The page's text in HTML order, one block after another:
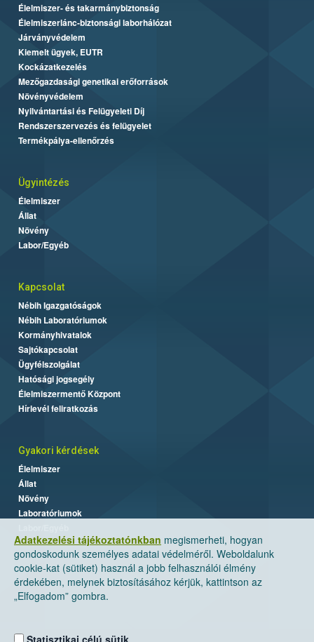
Adatkezelési tájékoztatónkban megismerheti, hogyan
gondoskodunk személyes adatai védelméről. Weboldalunk
cookie-kat (sütiket) használ a jobb felhasználói élmény
érdekében, melynek biztosításához kérjük, kattintson az
„Elfogadom” gombra.
Statisztikai célú sütik
Élelmiszer- és takarmánybiztonság
Élelmiszerlánc-biztonsági laborhálózat
Járványvédelem
Kiemelt ügyek, EUTR
Kockázatkezelés
Mezőgazdasági genetikai erőforrások
Növényvédelem
Nyilvántartási és Felügyeleti Díj
Rendszerszervezés és felügyelet
Termékpálya-ellenőrzés
Ügyintézés
Élelmiszer
Állat
Növény
Labor/Egyéb
Kapcsolat
Nébih Igazgatóságok
Nébih Laboratóriumok
Kormányhivatalok
Sajtókapcsolat
Ügyfélszolgálat
Hatósági jogsegély
Élelmiszermentő Központ
Hírlevél feliratkozás
Gyakori kérdések
Élelmiszer
Állat
Növény
Laboratóriumok